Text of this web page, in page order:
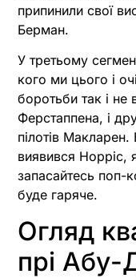
припинили свої
Берман.
У третьому
кого ми цього і
боротьби так і
Ферстаппена, і
пілотів
виявився Норріс,
запасайтесь поп-
буде гаряче.
Огляд
прі Абу-